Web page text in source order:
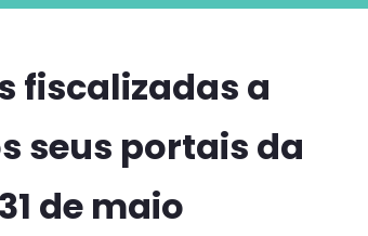
fiscalizadas a
seus portais da
de maio